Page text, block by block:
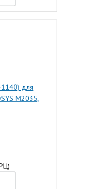
1140) для
M2035,